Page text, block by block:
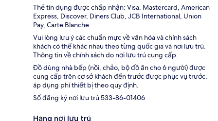
Thẻ tín dụng được chấp nhận: Visa, Mastercard, American
Express, Discover, Diners Club, JCB International, Union
Pay, Carte Blanche
Vui lòng lưu ý các chuẩn mực về văn hóa và chính sách
khách có thể khác nhau theo từng quốc gia và nơi lưu trú.
Thông tin về chính sách do nơi lưu trú cung cấp.
Đồ dùng nhà bếp (nồi, chảo, bộ đồ ăn cho 6 người) được
cung cấp trên cơ sở khách đến trước được phục vụ trước,
áp dụng phí thiết bị theo quy định.
Số đăng ký nơi lưu trú 533-86-01406
Hạng nơi lưu trú